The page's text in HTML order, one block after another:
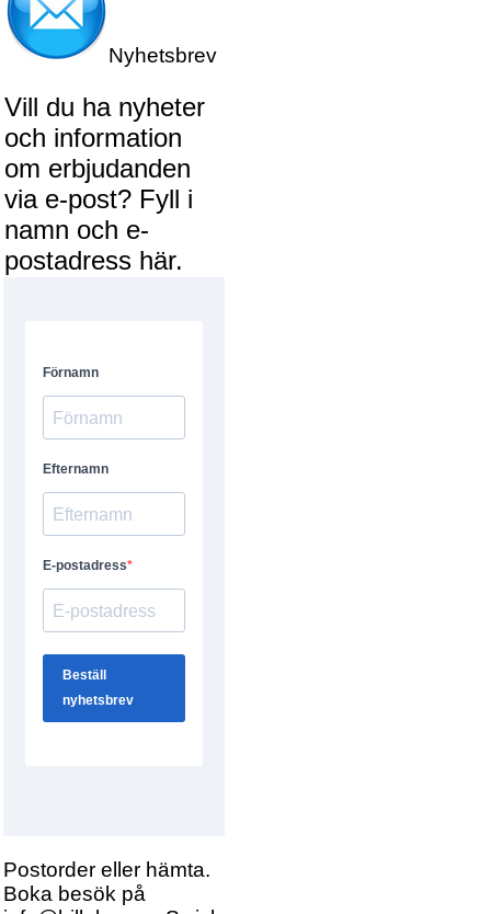
Nyhetsbrev
Vill du ha nyheter
och information
om erbjudanden
via e-post? Fyll i
namn och e-
postadress här.
Postorder eller hämta.
Boka besök på